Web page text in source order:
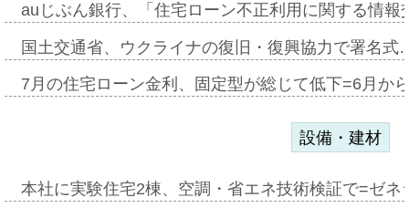
auじぶん銀行、「住宅ローン不正利用に関する情
国土交通省、ウクライナの復旧・復興協力で署名
7月の住宅ローン金利、固定型が総じて低下=6月か
設備・建材
本社に実験住宅2棟、空調・省エネ技術検証で=ゼ